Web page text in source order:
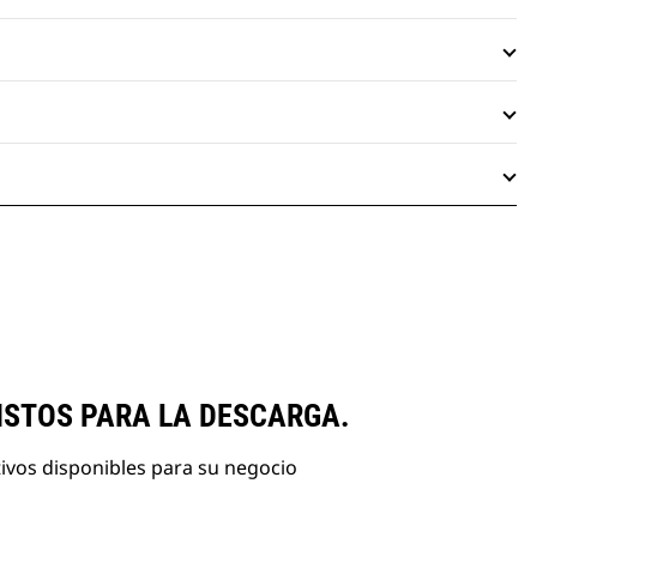
PARA LA DESCARGA.
disponibles para su negocio